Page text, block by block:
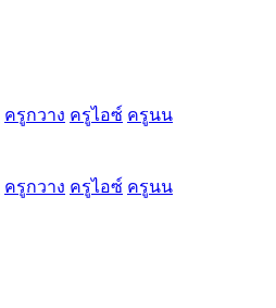
ครูกวาง ครูไอซ์ ครูนน
ครูกวาง ครูไอซ์ ครูนน